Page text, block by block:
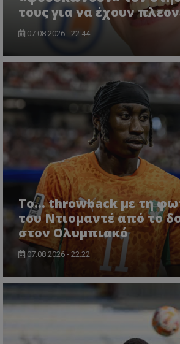
τους για να έχουν
07.08.2026 - 22:44
Το... throwback με τη
του Ντιομαντέ από το
στον Ολυμπιακό
07.08.2026 - 22:22